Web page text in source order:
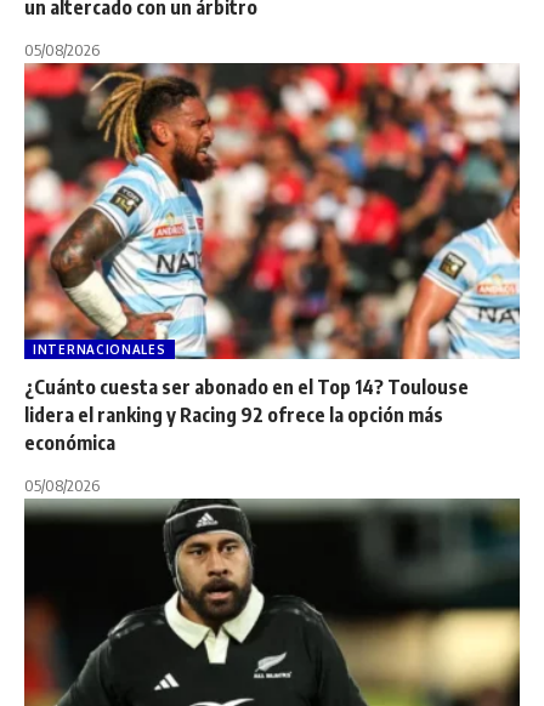
un altercado con un árbitro
05/08/2026
INTERNACIONALES
¿Cuánto cuesta ser abonado en el Top 14? Toulouse
lidera el ranking y Racing 92 ofrece la opción más
económica
05/08/2026